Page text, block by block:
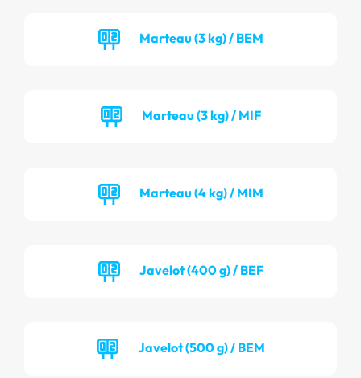
Marteau (3 kg) / BEM
Marteau (3 kg) / MIF
Marteau (4 kg) / MIM
Javelot (400 g) / BEF
Javelot (500 g) / BEM